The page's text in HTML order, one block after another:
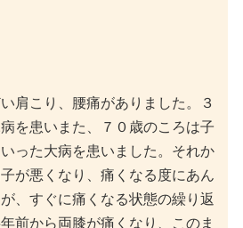
を患いまた、７０歳のころは子
った大病を患いました。それか
が悪くなり、痛くなる度にあん
、すぐに痛くなる状態の繰り返
前から両膝が痛くなり、このま
みて頂くこととなりました。２